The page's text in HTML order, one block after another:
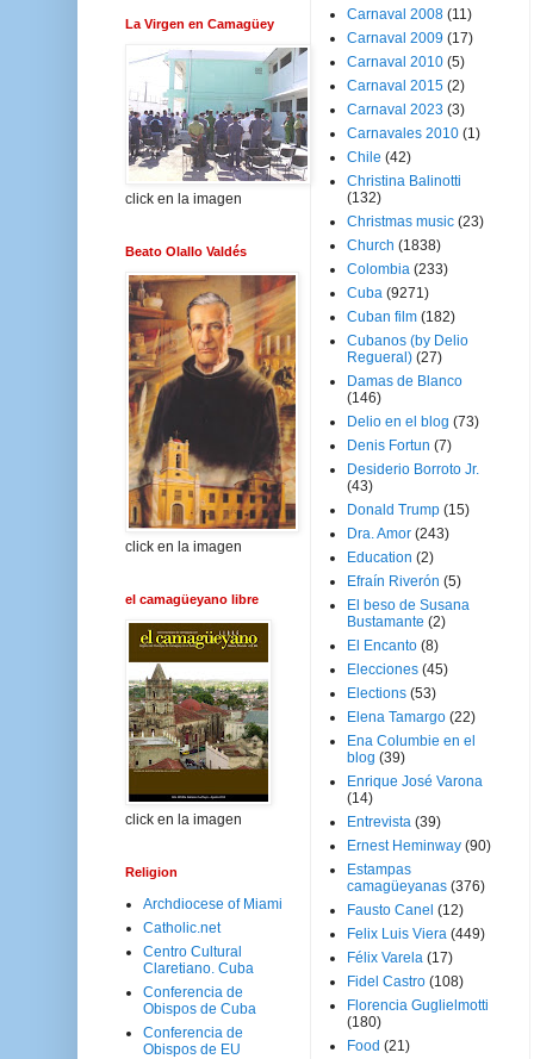
La Virgen en Camagüey
click en la imagen
Beato Olallo Valdés
click en la imagen
el camagüeyano libre
click en la imagen
Religion
Archdiocese of Miami
Catholic.net
Centro Cultural
Claretiano. Cuba
Conferencia de
Obispos de Cuba
Conferencia de
Obispos de EU
Carnaval 2008 (11)
Carnaval 2009 (17)
Carnaval 2010 (5)
Carnaval 2015 (2)
Carnaval 2023 (3)
Carnavales 2010 (1)
Chile (42)
Christina Balinotti
(132)
Christmas music (23)
Church (1838)
Colombia (233)
Cuba (9271)
Cuban film (182)
Cubanos (by Delio
Regueral) (27)
Damas de Blanco
(146)
Delio en el blog (73)
Denis Fortun (7)
Desiderio Borroto Jr.
(43)
Donald Trump (15)
Dra. Amor (243)
Education (2)
Efraín Riverón (5)
El beso de Susana
Bustamante (2)
El Encanto (8)
Elecciones (45)
Elections (53)
Elena Tamargo (22)
Ena Columbie en el
blog (39)
Enrique José Varona
(14)
Entrevista (39)
Ernest Heminway (90)
Estampas
camagüeyanas (376)
Fausto Canel (12)
Felix Luis Viera (449)
Félix Varela (17)
Fidel Castro (108)
Florencia Guglielmotti
(180)
Food (21)